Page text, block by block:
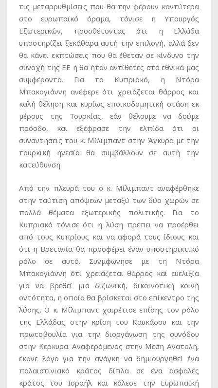
τις μεταρρυθμίσεις που θα την φέρουν κοντύτερα
στο ευρωπαϊκό όραμα, τόνισε η Υπουργός
Εξωτερικών, προσθέτοντας ότι η Ελλάδα
υποστηρίζει ξεκάθαρα αυτή την επιλογή, αλλά δεν
θα κάνει εκπτώσεις που θα έθεταν σε κίνδυνο την
συνοχή της ΕΕ ή θα ήταν αντίθετες στα εθνικά μας
συμφέροντα. Για το Κυπριακό, η Ντόρα
Μπακογιάννη ανέφερε ότι χρειάζεται θάρρος και
καλή θέληση και κυρίως εποικοδομητική στάση εκ
μέρους της Τουρκίας, εάν θέλουμε να δούμε
πρόοδο, και εξέφρασε την ελπίδα ότι οι
συναντήσεις του κ. Μίλιμπαντ στην Άγκυρα με την
τουρκική ηγεσία θα συμβάλλουν σε αυτή την
κατεύθυνση.
Από την πλευρά του ο κ. Μίλιμπαντ αναφέρθηκε
στην ταύτιση απόψεων μεταξύ των δύο χωρών σε
πολλά θέματα εξωτερικής πολιτικής. Για το
Κυπριακό τόνισε ότι η λύση πρέπει να προέρθει
από τους Κυπρίους και να αφορά τους ίδιους και
ότι η Βρετανία θα προσφέρει έναν υποστηρικτικό
ρόλο σε αυτό. Συνμφωνησε με τη Ντόρα
Μπακογιάννη ότι χρειάζεται θάρρος και ευελιξία
για να βρεθεί μια διζωνική, δικοινοτική κοινή
οντότητα, η οποία θα βρίσκεται στο επίκεντρο της
λύσης. Ο κ. Μίλιμπαντ χαιρέτισε επίσης τον ρόλο
της Ελλάδας στην κρίση του Καυκάσου και την
πρωτοβουλία για την διοργάνωση της συνόδου
στην Κέρκυρα. Αναφερόμενος στην Μέση Ανατολή,
έκανε λόγο για την ανάγκη να δημιουργηθεί ένα
παλαιστινιακό κράτος δίπλα σε ένα ασφαλές
κράτος του Ισραήλ και κάλεσε την Ευρωπαϊκή